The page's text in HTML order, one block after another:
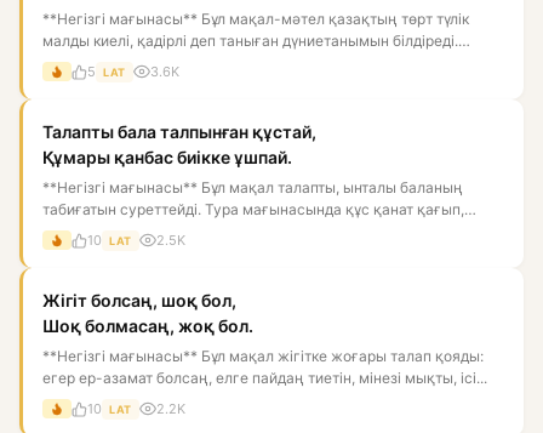
**Негізгі мағынасы** Бұл мақал-мәтел қазақтың төрт түлік
малды киелі, қадірлі деп таныған дүниетанымын білдіреді.
Мұнда...
5 LAT 3.6K
Талапты бала талпынған құстай,
Құмары қанбас биікке ұшпай.
**Негізгі мағынасы** Бұл мақал талапты, ынталы баланың
табиғатын суреттейді. Тура мағынасында құс қанат қағып,
биікке ұм...
10 LAT 2.5K
Жігіт болсаң, шоқ бол,
Шоқ болмасаң, жоқ бол.
**Негізгі мағынасы** Бұл мақал жігітке жоғары талап қояды:
егер ер-азамат болсаң, елге пайдаң тиетін, мінезі мықты, ісі...
10 LAT 2.2K